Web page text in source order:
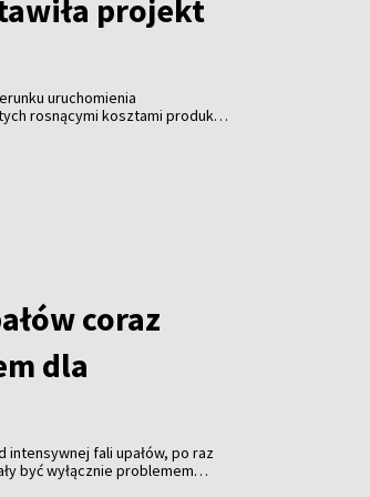
projekt
uruchomienia
rosnącymi kosztami produkcji.
z własnych budżetów.
coraz
dla
intensywnej fali upałów, po raz
być wyłącznie problemem